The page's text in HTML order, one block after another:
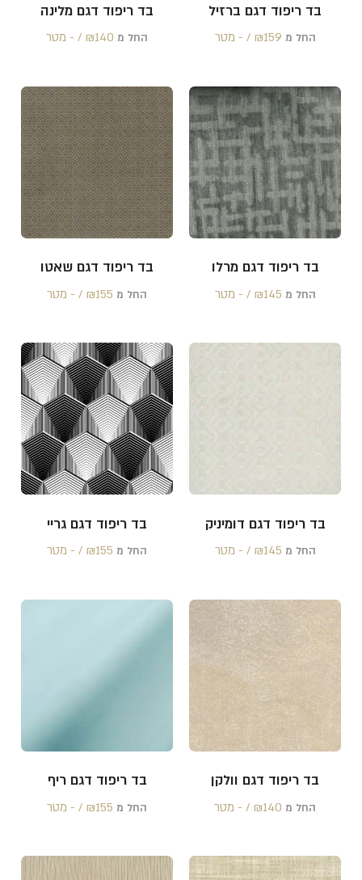
בד ריפוד דגם ברזיל
החל מ ₪159 /‏‏‎ ‎- מטר
בד ריפוד דגם מלינה
החל מ ₪140 /‏‏‎ ‎- מטר
בד ריפוד דגם מרלו
החל מ ₪145 /‏‏‎ ‎- מטר
בד ריפוד דגם שאטו
החל מ ₪155 /‏‏‎ ‎- מטר
בד ריפוד דגם דומיניק
החל מ ₪145 /‏‏‎ ‎- מטר
בד ריפוד דגם גריי
החל מ ₪155 /‏‏‎ ‎- מטר
בד ריפוד דגם וולקן
החל מ ₪140 /‏‏‎ ‎- מטר
בד ריפוד דגם ריף
החל מ ₪155 /‏‏‎ ‎- מטר